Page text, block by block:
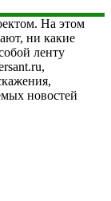
На этом
ни какие
ленту
новостей